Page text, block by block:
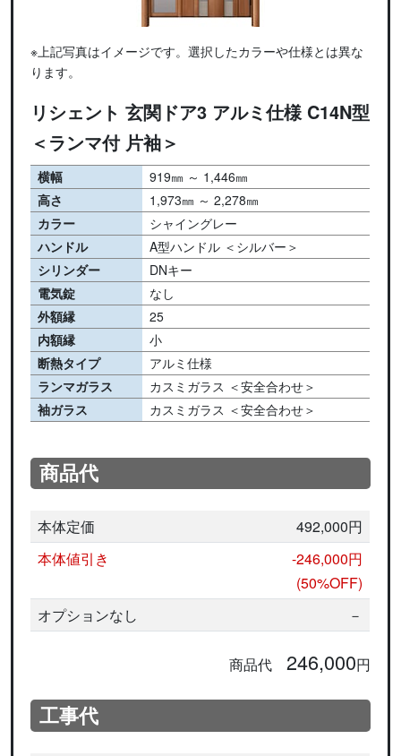
※上記写真はイメージです。選択したカラーや仕様とは異な
ります。
リシェント 玄関ドア3 アルミ仕様 C14N型
＜ランマ付 片袖＞
横幅
919㎜ ～ 1,446㎜
高さ
1,973㎜ ～ 2,278㎜
カラー
シャイングレー
ハンドル
A型ハンドル ＜シルバー＞
シリンダー
DNキー
電気錠
なし
外額縁
25
内額縁
小
断熱タイプ
アルミ仕様
ランマガラス
カスミガラス ＜安全合わせ＞
袖ガラス
カスミガラス ＜安全合わせ＞
商品代
本体定価
492,000円
本体値引き
-246,000円
(50%OFF)
オプションなし
－
商品代 246,000円
工事代